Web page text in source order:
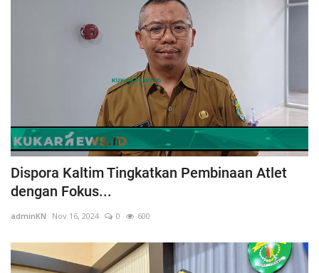
Dispora Kaltim Tingkatkan Pembinaan Atlet
dengan Fokus...
adminKN Nov 16, 2024 0 600